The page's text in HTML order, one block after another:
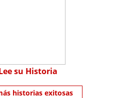
su Historia
historias exitosas